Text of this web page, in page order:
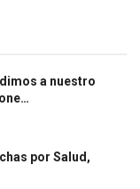
a nuestro
por Salud,